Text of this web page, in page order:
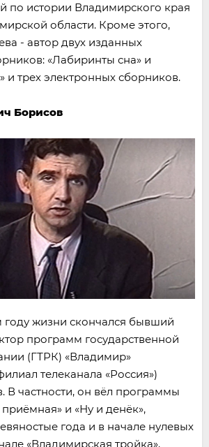
по истории Владимирского края
области. Кроме этого,
- автор двух изданных
«Лабиринты сна» и
и трех электронных сборников.
Борисов
году жизни скончался бывший
программ государственной
(ГТРК) «Владимир»
телеканала «Россия»)
В частности, он вёл программы
и «Ну и денёк»,
года и в начале нулевых
«Владимирская тройка»,